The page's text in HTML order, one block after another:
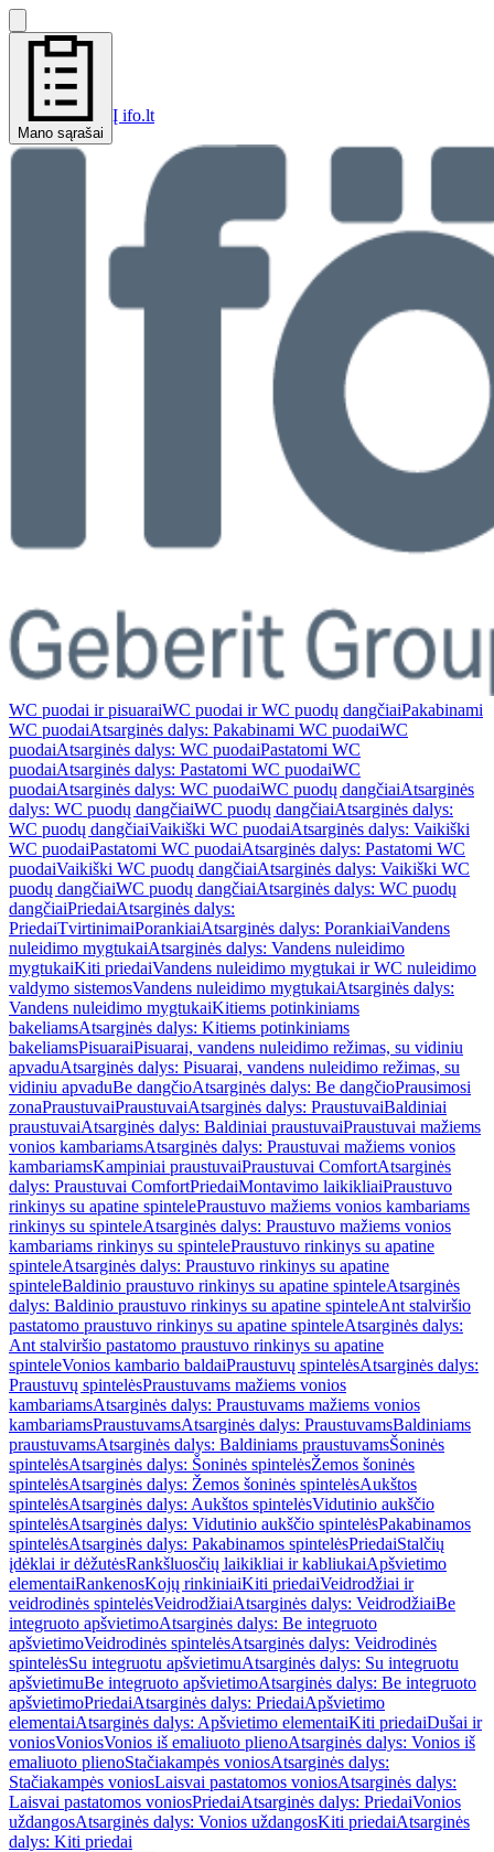
Mano sąrašai
Į ifo.lt
WC puodai ir pisuaraiWC puodai ir WC puodų dangčiaiPakabinami
WC puodaiAtsarginės dalys: Pakabinami WC puodaiWC
puodaiAtsarginės dalys: WC puodaiPastatomi WC
puodaiAtsarginės dalys: Pastatomi WC puodaiWC
puodaiAtsarginės dalys: WC puodaiWC puodų dangčiaiAtsarginės
dalys: WC puodų dangčiaiWC puodų dangčiaiAtsarginės dalys:
WC puodų dangčiaiVaikiški WC puodaiAtsarginės dalys: Vaikiški
WC puodaiPastatomi WC puodaiAtsarginės dalys: Pastatomi WC
puodaiVaikiški WC puodų dangčiaiAtsarginės dalys: Vaikiški WC
puodų dangčiaiWC puodų dangčiaiAtsarginės dalys: WC puodų
dangčiaiPriedaiAtsarginės dalys:
PriedaiTvirtinimaiPorankiaiAtsarginės dalys: PorankiaiVandens
nuleidimo mygtukaiAtsarginės dalys: Vandens nuleidimo
mygtukaiKiti priedaiVandens nuleidimo mygtukai ir WC nuleidimo
valdymo sistemosVandens nuleidimo mygtukaiAtsarginės dalys:
Vandens nuleidimo mygtukaiKitiems potinkiniams
bakeliamsAtsarginės dalys: Kitiems potinkiniams
bakeliamsPisuaraiPisuarai, vandens nuleidimo režimas, su vidiniu
apvaduAtsarginės dalys: Pisuarai, vandens nuleidimo režimas, su
vidiniu apvaduBe dangčioAtsarginės dalys: Be dangčioPrausimosi
zonaPraustuvaiPraustuvaiAtsarginės dalys: PraustuvaiBaldiniai
praustuvaiAtsarginės dalys: Baldiniai praustuvaiPraustuvai mažiems
vonios kambariamsAtsarginės dalys: Praustuvai mažiems vonios
kambariamsKampiniai praustuvaiPraustuvai ComfortAtsarginės
dalys: Praustuvai ComfortPriedaiMontavimo laikikliaiPraustuvo
rinkinys su apatine spintelePraustuvo mažiems vonios kambariams
rinkinys su spinteleAtsarginės dalys: Praustuvo mažiems vonios
kambariams rinkinys su spintelePraustuvo rinkinys su apatine
spinteleAtsarginės dalys: Praustuvo rinkinys su apatine
spinteleBaldinio praustuvo rinkinys su apatine spinteleAtsarginės
dalys: Baldinio praustuvo rinkinys su apatine spinteleAnt stalviršio
pastatomo praustuvo rinkinys su apatine spinteleAtsarginės dalys:
Ant stalviršio pastatomo praustuvo rinkinys su apatine
spinteleVonios kambario baldaiPraustuvų spintelėsAtsarginės dalys:
Praustuvų spintelėsPraustuvams mažiems vonios
kambariamsAtsarginės dalys: Praustuvams mažiems vonios
kambariamsPraustuvamsAtsarginės dalys: PraustuvamsBaldiniams
praustuvamsAtsarginės dalys: Baldiniams praustuvamsŠoninės
spintelėsAtsarginės dalys: Šoninės spintelėsŽemos šoninės
spintelėsAtsarginės dalys: Žemos šoninės spintelėsAukštos
spintelėsAtsarginės dalys: Aukštos spintelėsVidutinio aukščio
spintelėsAtsarginės dalys: Vidutinio aukščio spintelėsPakabinamos
spintelėsAtsarginės dalys: Pakabinamos spintelėsPriedaiStalčių
įdėklai ir dėžutėsRankšluosčių laikikliai ir kabliukaiApšvietimo
elementaiRankenosKojų rinkiniaiKiti priedaiVeidrodžiai ir
veidrodinės spintelėsVeidrodžiaiAtsarginės dalys: VeidrodžiaiBe
integruoto apšvietimoAtsarginės dalys: Be integruoto
apšvietimoVeidrodinės spintelėsAtsarginės dalys: Veidrodinės
spintelėsSu integruotu apšvietimuAtsarginės dalys: Su integruotu
apšvietimuBe integruoto apšvietimoAtsarginės dalys: Be integruoto
apšvietimoPriedaiAtsarginės dalys: PriedaiApšvietimo
elementaiAtsarginės dalys: Apšvietimo elementaiKiti priedaiDušai ir
voniosVoniosVonios iš emaliuoto plienoAtsarginės dalys: Vonios iš
emaliuoto plienoStačiakampės voniosAtsarginės dalys:
Stačiakampės voniosLaisvai pastatomos voniosAtsarginės dalys:
Laisvai pastatomos voniosPriedaiAtsarginės dalys: PriedaiVonios
uždangosAtsarginės dalys: Vonios uždangosKiti priedaiAtsarginės
dalys: Kiti priedai